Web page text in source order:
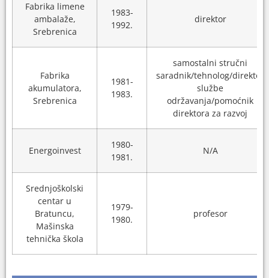
Fabrika limene
ambalaže,
Srebrenica
1983-
1992.
direktor
Fabrika
akumulatora,
Srebrenica
1981-
1983.
samostalni stručni
saradnik/tehnolog/direktor
službe
održavanja/pomoćnik
direktora za razvoj
Energoinvest
1980-
1981.
N/A
Srednjoškolski
centar u
Bratuncu,
Mašinska
tehnička škola
1979-
1980.
profesor